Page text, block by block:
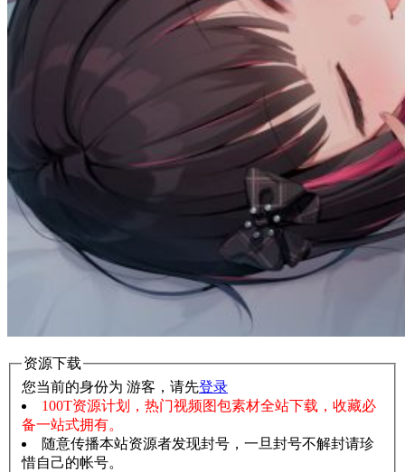
资源下载
您当前的身份为 游客，请先登录
100T资源计划，热门视频图包素材全站下载，收藏必
备一站式拥有。
随意传播本站资源者发现封号，一旦封号不解封请珍
惜自己的帐号。